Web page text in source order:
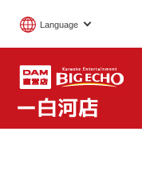
Language
ー白河店